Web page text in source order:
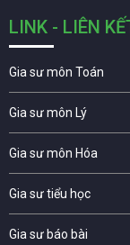
LINK - LIÊN
Gia sư môn Toán
Gia sư môn Lý
Gia sư môn Hóa
Gia sư tiểu học
Gia sư báo bài